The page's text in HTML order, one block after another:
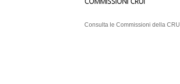
Consulta le Commissioni della CRUI